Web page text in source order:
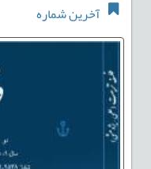
آخرین شماره